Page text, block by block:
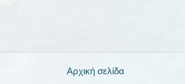
Αρχική σελίδα